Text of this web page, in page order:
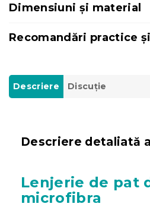
Dimensiuni și material
Recomandări practice
Descriere Discuţie
Descriere detaliată
Lenjerie de pat
microfibra